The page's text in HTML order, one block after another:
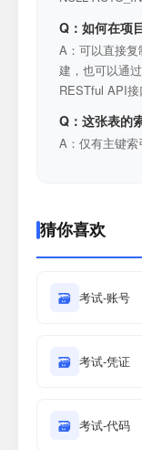
Q：如何在项
A：可以直接
建，也可以通
RESTful API接
Q：这张表的
A：仅有主键索
猜你喜欢
🗃 考试-账号
🗃 考试-凭证
🗃 考试-代码